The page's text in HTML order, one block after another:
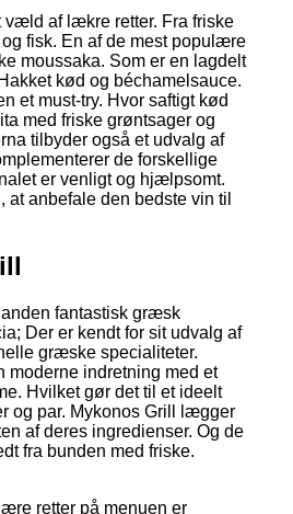
væld af lækre retter. Fra friske
fisk. En af de mest populære
moussaka. Som er en lagdelt
kød og béchamelsauce.
et must-try. Hvor saftigt kød
med friske grøntsager og
tilbyder også et udvalg af
de forskellige
er venligt og hjælpsomt.
at anbefale den bedste vin til
fantastisk græsk
Der er kendt for sit udvalg af
græske specialiteter.
moderne indretning med et
Hvilket gør det til et ideelt
og par. Mykonos Grill lægger
af deres ingredienser. Og de
fra bunden med friske.
retter på menuen er